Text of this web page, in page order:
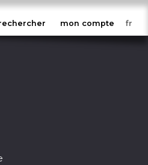
mon compte